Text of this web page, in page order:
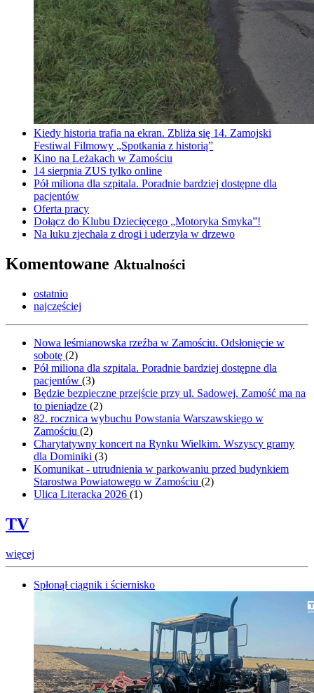
Kiedy historia trafia na ekran. Zbliża się 14. Zamojski
Festiwal Filmowy „Spotkania z historią”
Kino na Leżakach w Zamościu
14 sierpnia ZUS tylko online
Pół miliona dla szpitala. Poradnie bardziej dostępne dla
pacjentów
Oferta pracy
Dołącz do Klubu Dziecięcego „Motoryka Smyka”!
Na łuku zjechała z drogi i uderzyła w drzewo
Komentowane Aktualności
ostatnio
najczęściej
Nowa leśmianowska rzeźba w Zamościu. Odsłonięcie w
sobotę (2)
Pół miliona dla szpitala. Poradnie bardziej dostępne dla
pacjentów (3)
Będzie bezpieczne przejście przy ul. Sadowej. Zamość ma na
to pieniądze (2)
82. rocznica wybuchu Powstania Warszawskiego w
Zamościu (2)
Charytatywny koncert na Rynku Wielkim. Wszyscy gramy
dla Dominiki (3)
Komunikat - utrudnienia w parkowaniu przed budynkiem
Starostwa Powiatowego w Zamościu (2)
Ulica Literacka 2026 (1)
TV
więcej
Spłonął ciągnik i ściernisko